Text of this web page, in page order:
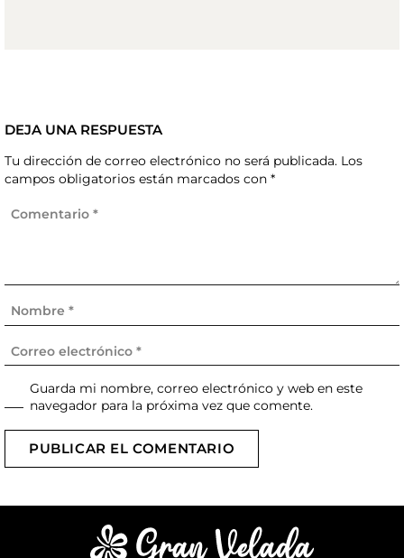
DEJA UNA RESPUESTA
Tu dirección de correo electrónico no será publicada. Los
campos obligatorios están marcados con *
Guarda mi nombre, correo electrónico y web en este
navegador para la próxima vez que comente.
PUBLICAR EL COMENTARIO